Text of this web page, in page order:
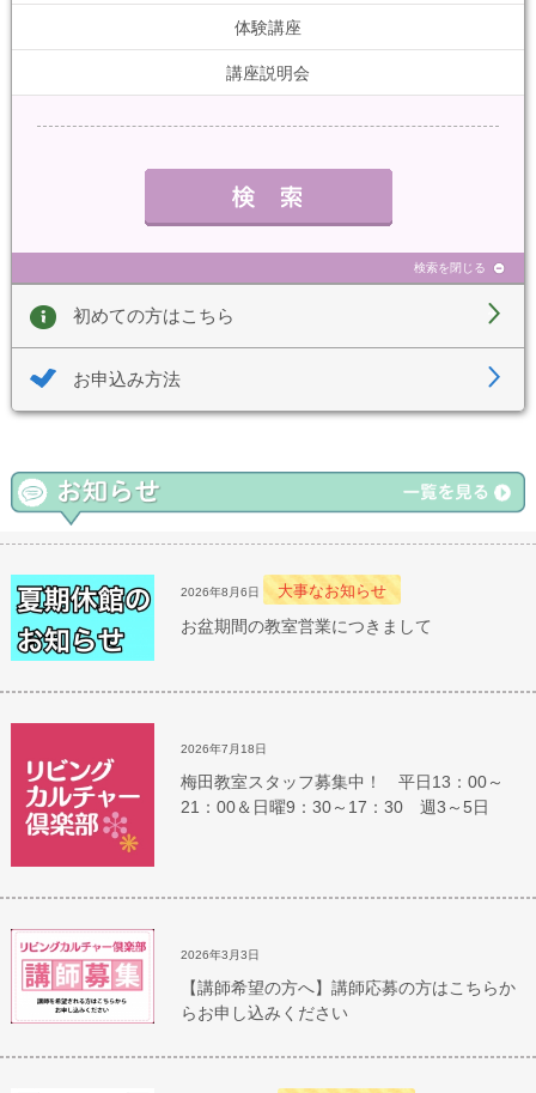
体験講座
講座説明会
検索を閉じる
初めての方はこちら
お申込み方法
2026年8月6日 大事なお知らせ
お盆期間の教室営業につきまして
2026年7月18日
梅田教室スタッフ募集中！ 平日13：00～
21：00＆日曜9：30～17：30 週3～5日
2026年3月3日
【講師希望の方へ】講師応募の方はこちらか
らお申し込みください